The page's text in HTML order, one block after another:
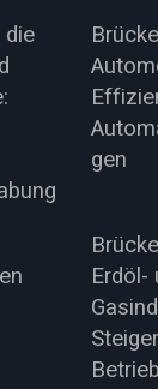
gen
Erdöl-